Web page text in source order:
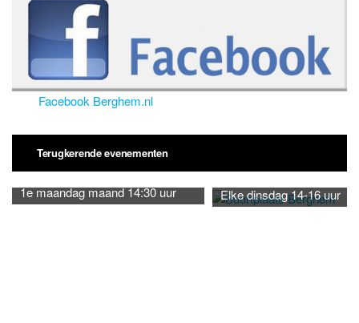
Facebook Berghem.nl
Terugkerende evenementen
1e maandag maand 14:30 uur Elke dinsdag 14-16 uur